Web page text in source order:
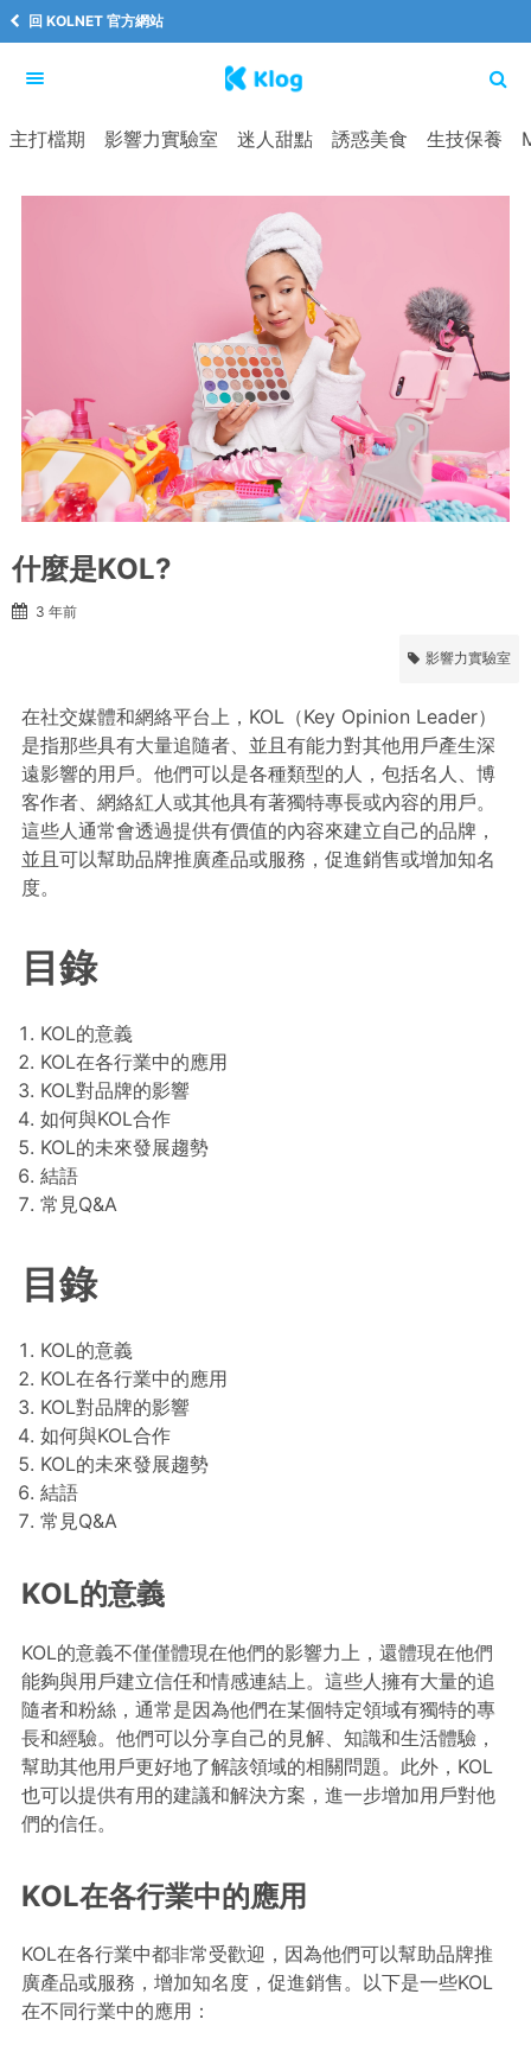
回 KOLNET 官方網站
主打檔期 影響力實驗室 迷人甜點 誘惑美食 生技保養
什麼是KOL?
3 年前
影響力實驗室
在社交媒體和網絡平台上，KOL（Key Opinion Leader）
是指那些具有大量追隨者、並且有能力對其他用戶產生深
遠影響的用戶。他們可以是各種類型的人，包括名人、博
客作者、網絡紅人或其他具有著獨特專長或內容的用戶。
這些人通常會透過提供有價值的內容來建立自己的品牌，
並且可以幫助品牌推廣產品或服務，促進銷售或增加知名
度。
目錄
KOL的意義
KOL在各行業中的應用
KOL對品牌的影響
如何與KOL合作
KOL的未來發展趨勢
結語
常見Q&A
目錄
KOL的意義
KOL在各行業中的應用
KOL對品牌的影響
如何與KOL合作
KOL的未來發展趨勢
結語
常見Q&A
KOL的意義
KOL的意義不僅僅體現在他們的影響力上，還體現在他們
能夠與用戶建立信任和情感連結上。這些人擁有大量的追
隨者和粉絲，通常是因為他們在某個特定領域有獨特的專
長和經驗。他們可以分享自己的見解、知識和生活體驗，
幫助其他用戶更好地了解該領域的相關問題。此外，KOL
也可以提供有用的建議和解決方案，進一步增加用戶對他
們的信任。
KOL在各行業中的應用
KOL在各行業中都非常受歡迎，因為他們可以幫助品牌推
廣產品或服務，增加知名度，促進銷售。以下是一些KOL
在不同行業中的應用：